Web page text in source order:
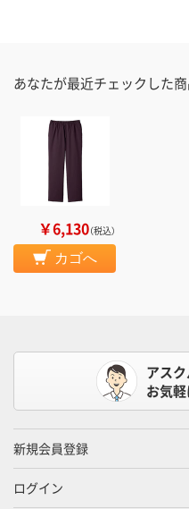
あなたが最近チェックした
￥6,130（税込）
カゴへ
アス
お気軽
新規会員登録
ログイン